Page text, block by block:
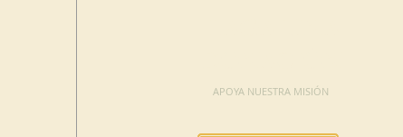
APOYA NUESTRA MISIÓN